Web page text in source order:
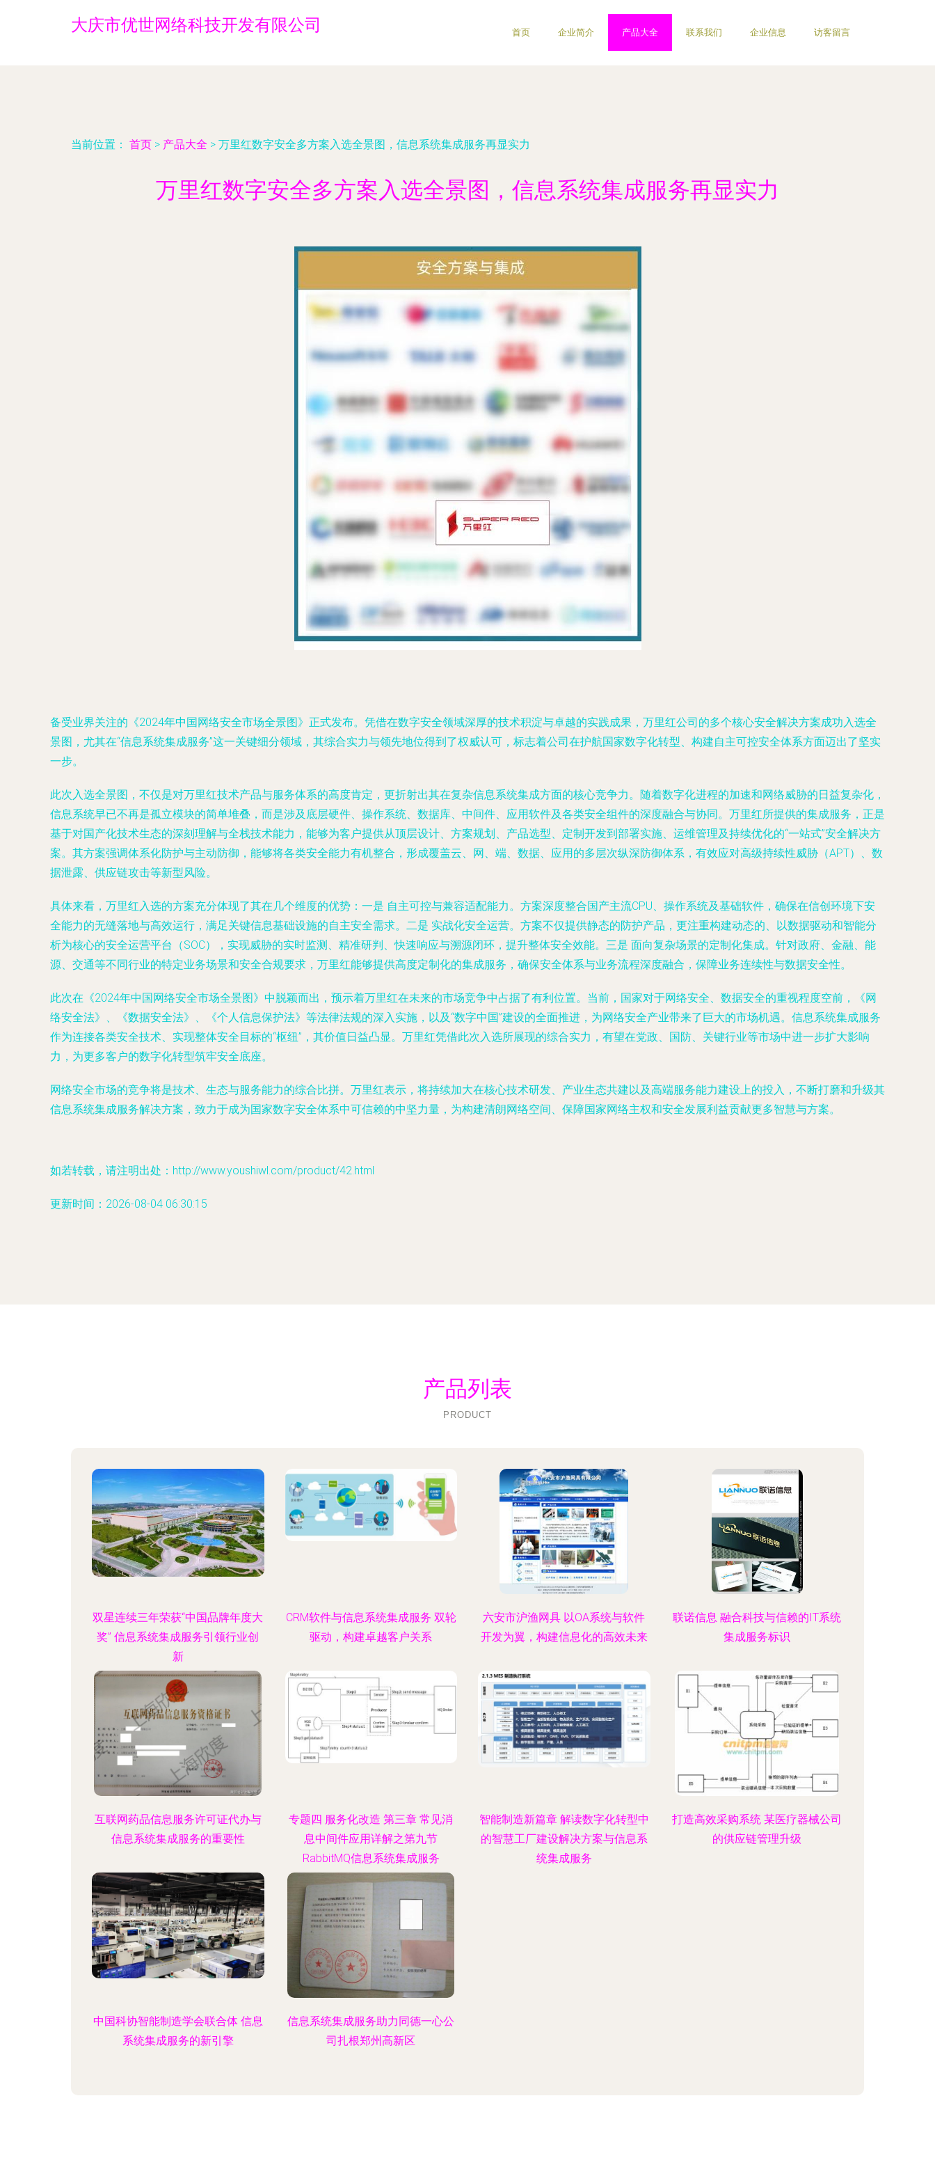
大庆市优世网络科技开发有限公司 首页 企业简介 产品大全 联系我们 企业信息 访客留言
当前位置： 首页 > 产品大全 > 万里红数字安全多方案入选全景图，信息系统集成服务再显实力
万里红数字安全多方案入选全景图，信息系统集成服务再显实力
备受业界关注的《2024年中国网络安全市场全景图》正式发布。凭借在数字安全领域深厚的技术积淀与卓越的实践成果，万里红公司的多个核心安全解决方案成功入选全
景图，尤其在“信息系统集成服务”这一关键细分领域，其综合实力与领先地位得到了权威认可，标志着公司在护航国家数字化转型、构建自主可控安全体系方面迈出了坚实
一步。
此次入选全景图，不仅是对万里红技术产品与服务体系的高度肯定，更折射出其在复杂信息系统集成方面的核心竞争力。随着数字化进程的加速和网络威胁的日益复杂化，
信息系统早已不再是孤立模块的简单堆叠，而是涉及底层硬件、操作系统、数据库、中间件、应用软件及各类安全组件的深度融合与协同。万里红所提供的集成服务，正是
基于对国产化技术生态的深刻理解与全栈技术能力，能够为客户提供从顶层设计、方案规划、产品选型、定制开发到部署实施、运维管理及持续优化的“一站式”安全解决方
案。其方案强调体系化防护与主动防御，能够将各类安全能力有机整合，形成覆盖云、网、端、数据、应用的多层次纵深防御体系，有效应对高级持续性威胁（APT）、数
据泄露、供应链攻击等新型风险。
具体来看，万里红入选的方案充分体现了其在几个维度的优势：一是 自主可控与兼容适配能力。方案深度整合国产主流CPU、操作系统及基础软件，确保在信创环境下安
全能力的无缝落地与高效运行，满足关键信息基础设施的自主安全需求。二是 实战化安全运营。方案不仅提供静态的防护产品，更注重构建动态的、以数据驱动和智能分
析为核心的安全运营平台（SOC），实现威胁的实时监测、精准研判、快速响应与溯源闭环，提升整体安全效能。三是 面向复杂场景的定制化集成。针对政府、金融、能
源、交通等不同行业的特定业务场景和安全合规要求，万里红能够提供高度定制化的集成服务，确保安全体系与业务流程深度融合，保障业务连续性与数据安全性。
此次在《2024年中国网络安全市场全景图》中脱颖而出，预示着万里红在未来的市场竞争中占据了有利位置。当前，国家对于网络安全、数据安全的重视程度空前，《网
络安全法》、《数据安全法》、《个人信息保护法》等法律法规的深入实施，以及“数字中国”建设的全面推进，为网络安全产业带来了巨大的市场机遇。信息系统集成服务
作为连接各类安全技术、实现整体安全目标的“枢纽”，其价值日益凸显。万里红凭借此次入选所展现的综合实力，有望在党政、国防、关键行业等市场中进一步扩大影响
力，为更多客户的数字化转型筑牢安全底座。
网络安全市场的竞争将是技术、生态与服务能力的综合比拼。万里红表示，将持续加大在核心技术研发、产业生态共建以及高端服务能力建设上的投入，不断打磨和升级其
信息系统集成服务解决方案，致力于成为国家数字安全体系中可信赖的中坚力量，为构建清朗网络空间、保障国家网络主权和安全发展利益贡献更多智慧与方案。
如若转载，请注明出处：http://www.youshiwl.com/product/42.html
更新时间：2026-08-04 06:30:15
产品列表
PRODUCT
双星连续三年荣获“中国品牌年度大
奖” 信息系统集成服务引领行业创
新
CRM软件与信息系统集成服务 双轮
驱动，构建卓越客户关系
六安市沪渔网具 以OA系统与软件
开发为翼，构建信息化的高效未来
联诺信息 融合科技与信赖的IT系统
集成服务标识
互联网药品信息服务许可证代办与
信息系统集成服务的重要性
专题四 服务化改造 第三章 常见消
息中间件应用详解之第九节
RabbitMQ信息系统集成服务
智能制造新篇章 解读数字化转型中
的智慧工厂建设解决方案与信息系
统集成服务
打造高效采购系统 某医疗器械公司
的供应链管理升级
中国科协智能制造学会联合体 信息
系统集成服务的新引擎
信息系统集成服务助力同德一心公
司扎根郑州高新区